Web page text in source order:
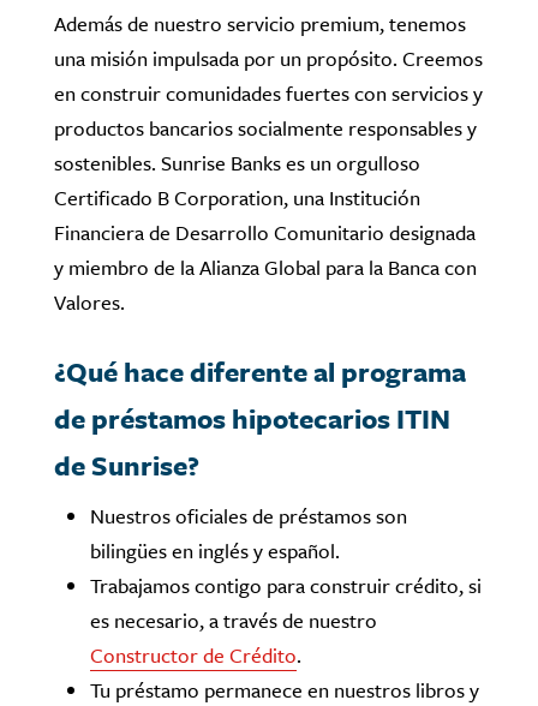
Además de nuestro servicio premium, tenemos
una misión impulsada por un propósito. Creemos
en construir comunidades fuertes con servicios y
productos bancarios socialmente responsables y
sostenibles. Sunrise Banks es un orgulloso
Certificado B Corporation, una Institución
Financiera de Desarrollo Comunitario designada
y miembro de la Alianza Global para la Banca con
Valores.
¿Qué hace diferente al programa
de préstamos hipotecarios ITIN
de Sunrise?
Nuestros oficiales de préstamos son
bilingües en inglés y español.
Trabajamos contigo para construir crédito, si
es necesario, a través de nuestro
Constructor de Crédito.
Tu préstamo permanece en nuestros libros y